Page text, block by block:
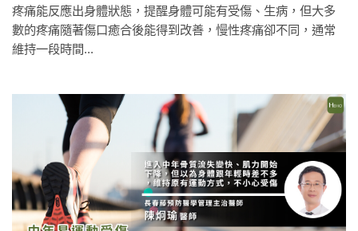
疼痛能反應出身體狀態，提醒身體可能有受傷、生病，但大多
數的疼痛隨著傷口癒合後能得到改善，慢性疼痛卻不同，通常
維持一段時間...